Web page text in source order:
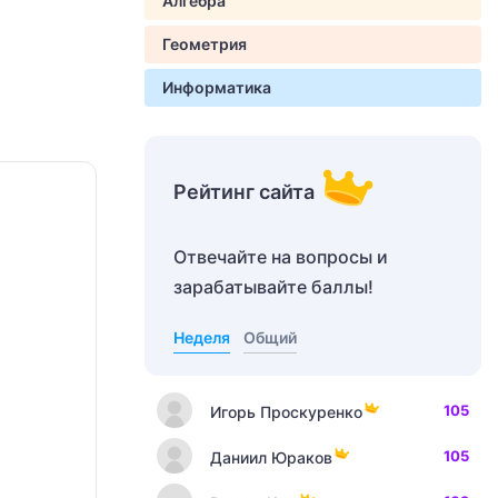
Геометрия
Информатика
Рейтинг сайта
Отвечайте на вопросы и
зарабатывайте баллы!
Неделя Общий
Игорь Проскуренко 105
Даниил Юраков 105